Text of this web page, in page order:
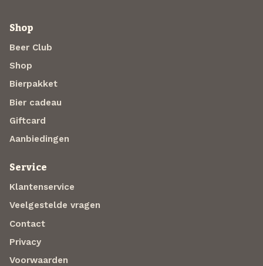
Shop
Beer Club
Shop
Bierpakket
Bier cadeau
Giftcard
Aanbiedingen
Service
Klantenservice
Veelgestelde vragen
Contact
Privacy
Voorwaarden